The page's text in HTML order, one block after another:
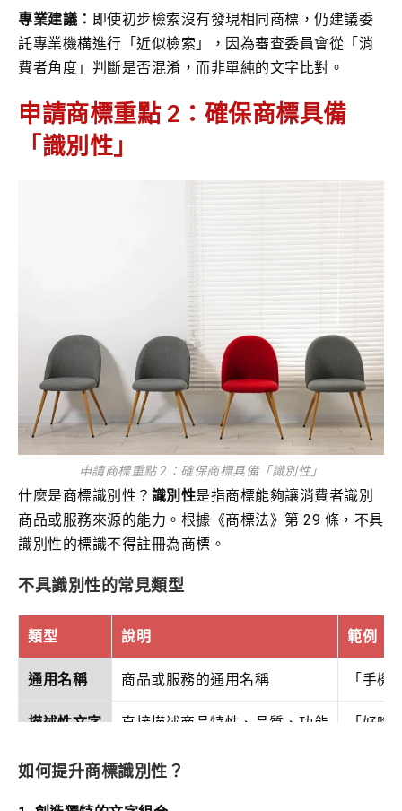
專業建議： 即使初步檢索沒有發現相同商標，仍建議委
託專業機構進行「近似檢索」，因為審查委員會從「消
費者角度」判斷是否混淆，而非單純的文字比對。
申請商標重點 2：確保商標具備
「識別性」
申請商標重點 2：確保商標具備「識別性」
什麼是商標識別性？ 識別性是指商標能夠讓消費者識別
商品或服務來源的能力。根據《商標法》第 29 條，不具
識別性的標識不得註冊為商標。
不具識別性的常見類型
類型 說明 範例
通用名稱 商品或服務的通用名稱 「手
描述性文字 直接描述商品特性、品質、功能 「好吃
簡單圖形 過於簡單的幾何圖形
如何提升商標識別性？